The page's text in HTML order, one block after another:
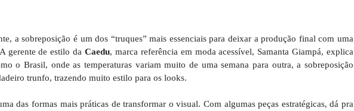
a sobreposição é um dos “truques” mais essenciais para deixar a produção final com uma
gerente de estilo daCaedu, marca referência em moda acessível, Samanta Giampá, explica
o Brasil, onde as temperaturas variam muito de uma semana para outra, a sobreposição
trunfo, trazendo muito estilo para os looks.
das formas mais práticas de transformar o visual. Com algumas peças estratégicas, dá pra